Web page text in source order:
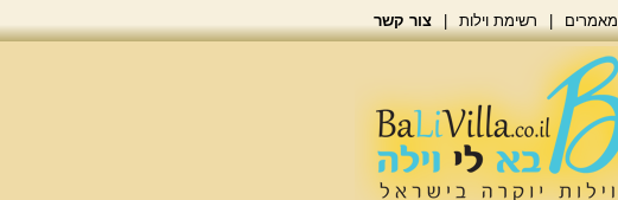
מאמרים רשימת וילות צור קשר